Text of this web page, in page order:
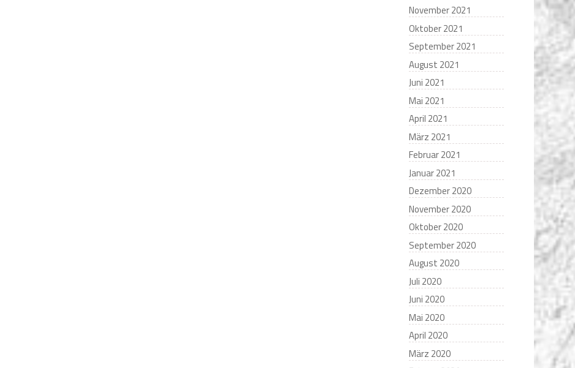
November 2021
Oktober 2021
September 2021
August 2021
Juni 2021
Mai 2021
April 2021
März 2021
Februar 2021
Januar 2021
Dezember 2020
November 2020
Oktober 2020
September 2020
August 2020
Juli 2020
Juni 2020
Mai 2020
April 2020
März 2020